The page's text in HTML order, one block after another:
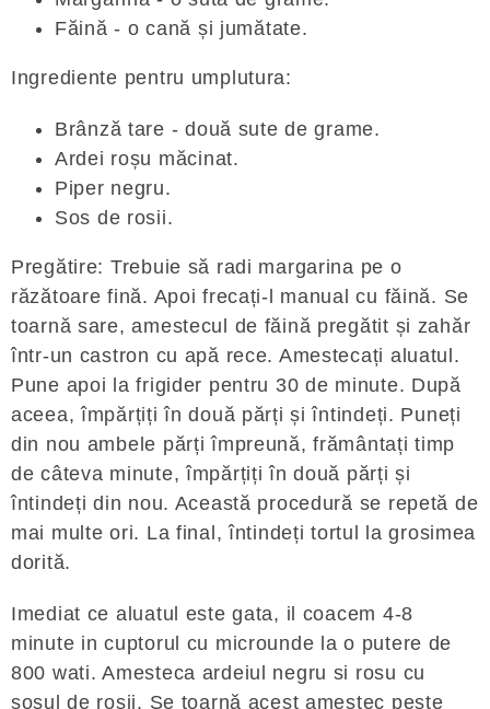
Făină - o cană și jumătate.
Ingrediente pentru umplutura:
Brânză tare - două sute de grame.
Ardei roșu măcinat.
Piper negru.
Sos de rosii.
Pregătire: Trebuie să radi margarina pe o
răzătoare fină. Apoi frecați-l manual cu făină. Se
toarnă sare, amestecul de făină pregătit și zahăr
într-un castron cu apă rece. Amestecați aluatul.
Pune apoi la frigider pentru 30 de minute. După
aceea, împărțiți în două părți și întindeți. Puneți
din nou ambele părți împreună, frământați timp
de câteva minute, împărțiți în două părți și
întindeți din nou. Această procedură se repetă de
mai multe ori. La final, întindeți tortul la grosimea
dorită.
Imediat ce aluatul este gata, il coacem 4-8
minute in cuptorul cu microunde la o putere de
800 wati. Amesteca ardeiul negru si rosu cu
sosul de rosii. Se toarnă acest amestec peste